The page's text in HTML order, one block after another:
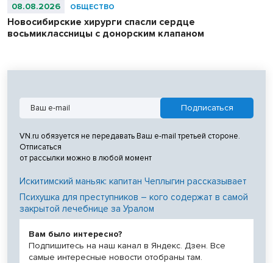
08.08.2026 ОБЩЕСТВО
Новосибирские хирурги спасли сердце
восьмиклассницы с донорским клапаном
VN.ru обязуется не передавать Ваш e-mail третьей стороне.
Отписаться
от рассылки можно в любой момент
Искитимский маньяк: капитан Чеплыгин рассказывает
Психушка для преступников – кого содержат в самой
закрытой лечебнице за Уралом
Вам было интересно?
Подпишитесь на наш канал в Яндекс. Дзен. Все
самые интересные новости отобраны там.